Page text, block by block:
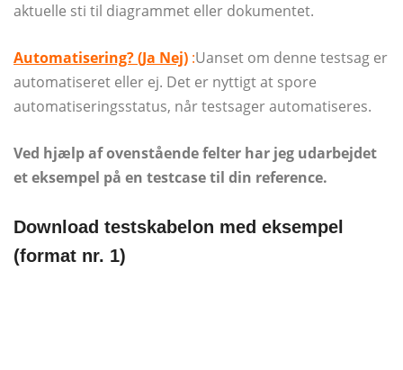
aktuelle sti til diagrammet eller dokumentet.
Automatisering? (Ja Nej) :Uanset om denne testsag er
automatiseret eller ej. Det er nyttigt at spore
automatiseringsstatus, når testsager automatiseres.
Ved hjælp af ovenstående felter har jeg udarbejdet
et eksempel på en testcase til din reference.
Download testskabelon med eksempel
(format nr. 1)